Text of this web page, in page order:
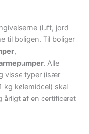
(luft, jord
til boligen. Til boliger
,
. Alle
visse typer (især
kg kølemiddel) skal
årligt af en certificeret